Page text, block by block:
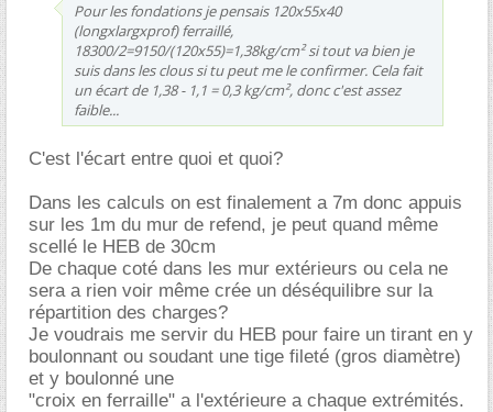
Pour les fondations je pensais 120x55x40
(longxlargxprof) ferraillé,
18300/2=9150/(120x55)=1,38kg/cm² si tout va bien je
suis dans les clous si tu peut me le confirmer. Cela fait
un écart de 1,38 - 1,1 = 0,3 kg/cm², donc c'est assez
faible...
C'est l'écart entre quoi et quoi?
Dans les calculs on est finalement a 7m donc appuis
sur les 1m du mur de refend, je peut quand même
scellé le HEB de 30cm
De chaque coté dans les mur extérieurs ou cela ne
sera a rien voir même crée un déséquilibre sur la
répartition des charges?
Je voudrais me servir du HEB pour faire un tirant en y
boulonnant ou soudant une tige fileté (gros diamètre)
et y boulonné une
"croix en ferraille" a l'extérieure a chaque extrémités.